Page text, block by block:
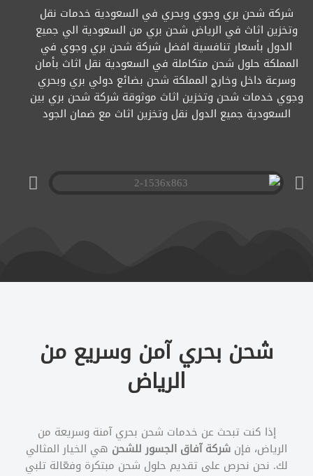
شركة شحن بري وجوي وبحري في السعودية خدمات نقل
وتخزين اثاث في الرياض شحن بري من السعودية الي جميع
الدول بأسعار تنافسية افضل شركة شحن بري وجوي في
المملكة حلول شحن متكاملة في السعودية نقل اثاث بأمان
وسرعة داخل وخارج المملكة شحن بضائع دولي بري وبحري
وجوي خدمات شحن وتخزين اثاث موثوقة شركة شحن بري بين
السعودية جميع الدول نقل وتخزين اثاث مع ضمان الجود
شحن بحري آمن وسريع من
الرياض
إذا كنت تبحث عن خدمات شحن بحري آمنة وسريعة من
الرياض، فإن شركة آفاق الجسور للشحن هي الخيار المثالي
لك. نحن نحرص على تقديم حلول شحن مبتكرة وفعّالة تلبي